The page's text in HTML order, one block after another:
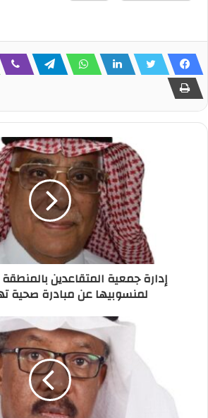
إدارة جمعية المتقاعدين
لمنسوبيها عن مبادرة صحية